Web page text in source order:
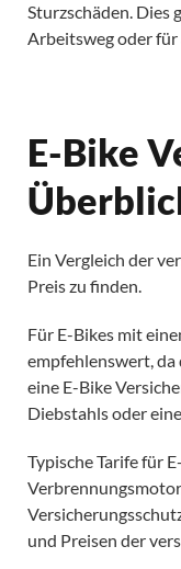
Sturzschäden. Dies
Arbeitsweg oder
E-Bike
Ein Vergleich der
Preis zu finden.
Für E-Bikes mit
empfehlenswert,
eine E-Bike
Diebstahls oder
Typische Tarife für
und Preisen der